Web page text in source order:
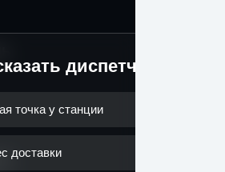
диспетчеру
точка у станции
доставки